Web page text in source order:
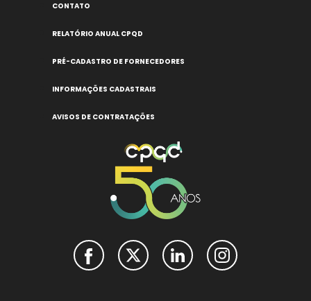
CONTATO
RELATÓRIO ANUAL CPQD
PRÉ-CADASTRO DE FORNECEDORES
INFORMAÇÕES CADASTRAIS
AVISOS DE CONTRATAÇÕES